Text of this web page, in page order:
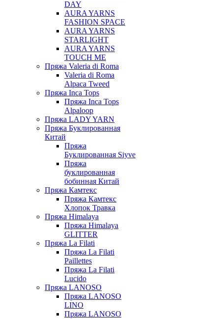
DAY
AURA YARNS
FASHION SPACE
AURA YARNS
STARLIGHT
AURA YARNS
TOUCH ME
Пряжа Valeria di Roma
Valeria di Roma
Alpaca Tweed
Пряжа Inca Tops
Пряжа Inca Tops
Alpaloop
Пряжа LADY YARN
Пряжа Буклированная
Китай
Пряжа
Буклированная Siyve
Пряжа
буклированная
бобинная Китай
Пряжа Камтекс
Пряжа Камтекс
Хлопок Травка
Пряжа Himalaya
Пряжа Himalaya
GLITTER
Пряжа La Filati
Пряжа La Filati
Paillettes
Пряжа La Filati
Lucido
Пряжа LANOSO
Пряжа LANOSO
LINO
Пряжа LANOSO